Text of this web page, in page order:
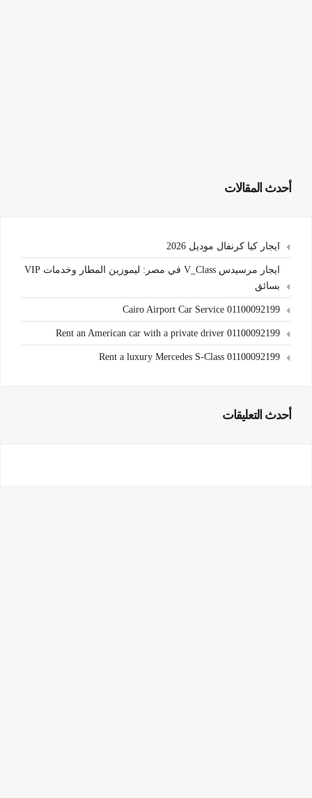
أحدث المقالات
ايجار كيا كرنفال موديل 2026
ايجار مرسيدس V_Class في مصر: ليموزين المطار وخدمات VIP
بسائق
Cairo Airport Car Service 01100092199
Rent an American car with a private driver 01100092199
Rent a luxury Mercedes S-Class 01100092199
أحدث التعليقات